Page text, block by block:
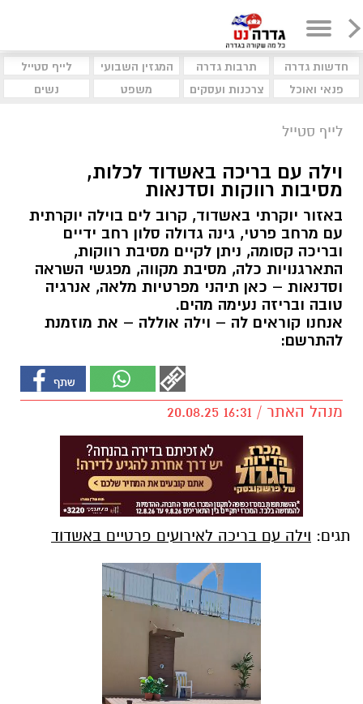
חדשות גדרה תרבות גדרה המגזין השבועי
לייף סטייל
פנאי ואוכל
צרכנות ועסקים משפט נשים
לייף סטייל
וילה עם בריכה באשדוד לכלות,
מסיבות רווקות וסדנאות
באזור יוקרתי באשדוד, קרוב לים בוילה יוקרתית
עם מרחב פרטי, גינה גדולה סלון רחב ידיים
ובריכה קסומה, ניתן לקיים מסיבת רווקות,
התארגנויות כלה, מסיבת מקווה, מפגשי השראה
וסדנאות – כאן תיהני מפרטיות מלאה, אנרגיה
טובה ובריזה נעימה מהים.
אנחנו קוראים לה – וילה אוללה – את מוזמנת
להתרשם:
מנהל האתר / 16:31 20.08.25
תגים: וילה עם בריכה לאירועים פרטיים באשדוד